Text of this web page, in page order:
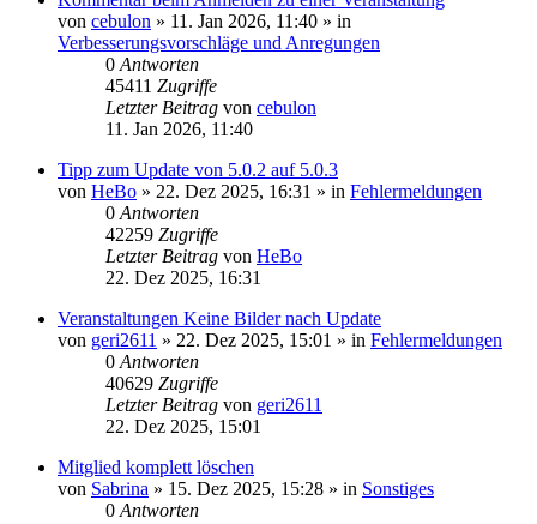
von cebulon » 11. Jan 2026, 11:40 » in
Verbesserungsvorschläge und Anregungen
0 Antworten
45411 Zugriffe
Letzter Beitrag von cebulon
11. Jan 2026, 11:40
Tipp zum Update von 5.0.2 auf 5.0.3
von HeBo » 22. Dez 2025, 16:31 » in Fehlermeldungen
0 Antworten
42259 Zugriffe
Letzter Beitrag von HeBo
22. Dez 2025, 16:31
Veranstaltungen Keine Bilder nach Update
von geri2611 » 22. Dez 2025, 15:01 » in Fehlermeldungen
0 Antworten
40629 Zugriffe
Letzter Beitrag von geri2611
22. Dez 2025, 15:01
Mitglied komplett löschen
von Sabrina » 15. Dez 2025, 15:28 » in Sonstiges
0 Antworten